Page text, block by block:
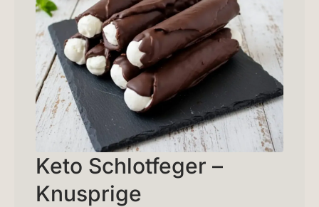
Keto Schlotfeger –
Knusprige